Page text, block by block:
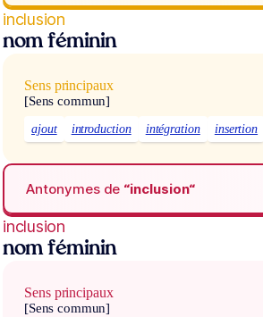
inclusion
nom féminin
Sens principaux
[Sens commun]
ajout introduction intégration insertion
Antonymes de “inclusion“
inclusion
nom féminin
Sens principaux
[Sens commun]